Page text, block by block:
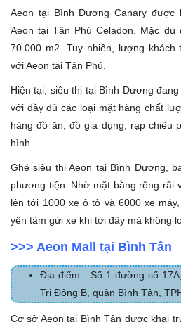
Aeon tại Bình Dương Canary được
Aeon tại Tân Phú Celadon. Mặc dù
70.000 m2 . Tuy nhiên, lượng
với Aeon tại Tân Phú.
Hiện tại, siêu thị tại Bình Dương
với đầy đủ các loại mặt hàng chất
hàng đồ ăn, đồ gia dụng, rạp chiếu
hình…
Ghé siêu thị Aeon tại Bình Dương,
phương tiện. Nhờ mặt bằng rộng rãi
lên tới 1000 xe ô tô và 6000 xe
yên tâm gửi xe khi tới đây mà không
>>> Aeon Mall tại Bình Tân
Địa điểm: Số 1 đường số
Trị Đông B, quận Bình Tân,
Cơ sở Aeon tại Bình Tân được khai